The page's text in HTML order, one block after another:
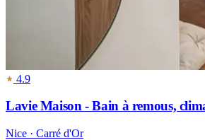
4.9
Lavie Maison - Bain à remous,
Nice · Carré d'Or